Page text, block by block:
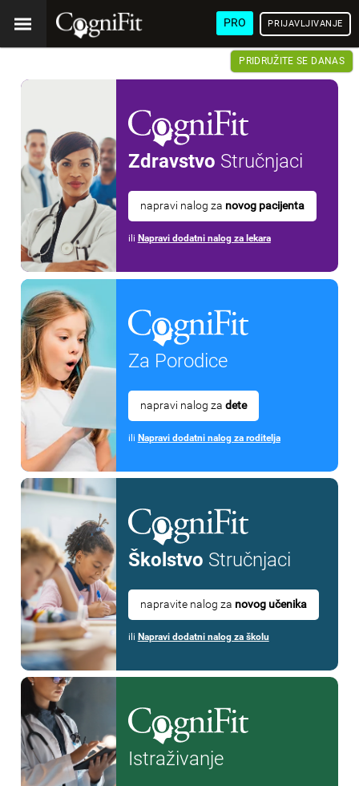
PRO PRIJAVLJIVANJE
PRIDRUŽITE SE DANAS
Zdravstvo Stručnjaci
napravi nalog za novog pacijenta
ili Napravi dodatni nalog za lekara
Za Porodice
napravi nalog za dete
ili Napravi dodatni nalog za roditelja
Školstvo Stručnjaci
napravite nalog za novog učenika
ili Napravi dodatni nalog za školu
Istraživanje